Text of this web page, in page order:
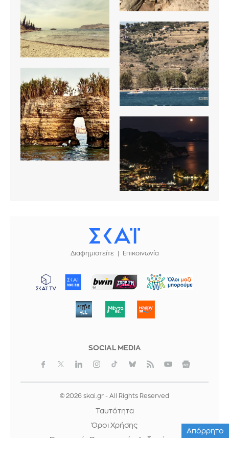
Διαφημιστείτε Επικοινωνία
ΜΠΟΡΟΥΜΕ
SOCIAL MEDIA
© 2026 skai.gr - All Rights Reserved
Ταυτότητα
Όροι Χρήσης
Προστασία Προσωπικών Δεδομένων
Απόρρητο